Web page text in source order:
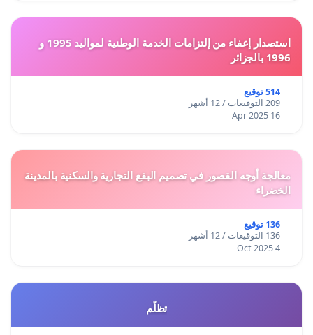
استصدار إعفاء من إلتزامات الخدمة الوطنية لمواليد 1995 و
1996 بالجزائر
514 توقيع
209 التوقيعات / 12 أشهر
16 Apr 2025
معالجة أوجه القصور في تصميم البقع التجارية والسكنية بالمدينة
الخضراء
136 توقيع
136 التوقيعات / 12 أشهر
4 Oct 2025
تظلّم